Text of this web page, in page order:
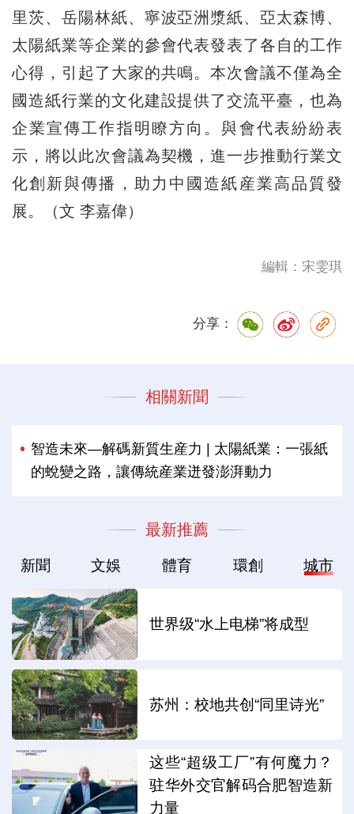
里茨、岳陽林紙、寧波亞洲漿紙、亞太森博、
太陽紙業等企業的參會代表發表了各自的工作
心得，引起了大家的共鳴。本次會議不僅為全
國造紙行業的文化建設提供了交流平臺，也為
企業宣傳工作指明瞭方向。與會代表紛紛表
示，將以此次會議為契機，進一步推動行業文
化創新與傳播，助力中國造紙産業高品質發
展。（文 李嘉偉）
編輯：宋雯琪
分享：
相關新聞
智造未來—解碼新質生産力 | 太陽紙業：一張紙
的蛻變之路，讓傳統産業迸發澎湃動力
最新推薦
新聞 文娛 體育 環創 城市
世界级“水上电梯”将成型
苏州：校地共创“同里诗光”
这些“超级工厂”有何魔力？
驻华外交官解码合肥智造新
力量